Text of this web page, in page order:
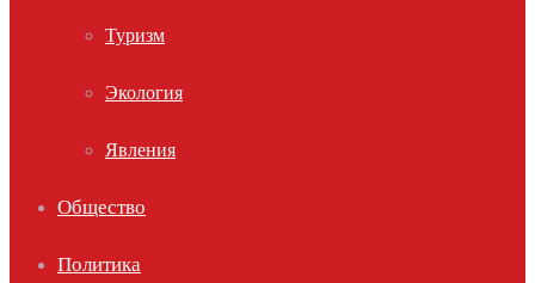
Туризм
Экология
Явления
Общество
Политика